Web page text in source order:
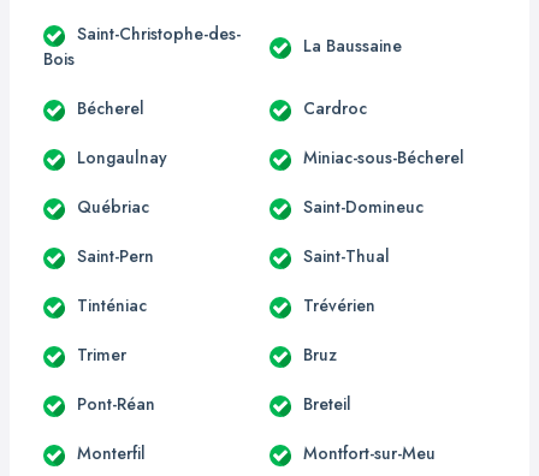
Saint-Christophe-des-
Bois
La Baussaine
Bécherel Cardroc
Longaulnay Miniac-sous-Bécherel
Québriac Saint-Domineuc
Saint-Pern Saint-Thual
Tinténiac Trévérien
Trimer Bruz
Pont-Réan Breteil
Monterfil Montfort-sur-Meu